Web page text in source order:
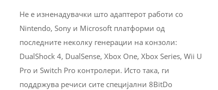
Не е изненадувачки што адаптерот работи со
Nintendo, Sony и Microsoft платформи од
последните неколку генерации на конзоли:
DualShock 4, DualSense, Xbox One, Xbox Series, Wii U
Pro и Switch Pro контролери. Исто така, ги
поддржува речиси сите специјални 8BitDo